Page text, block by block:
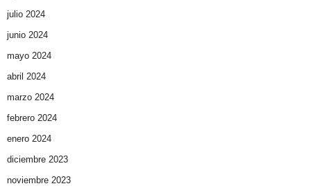
julio 2024
junio 2024
mayo 2024
abril 2024
marzo 2024
febrero 2024
enero 2024
diciembre 2023
noviembre 2023